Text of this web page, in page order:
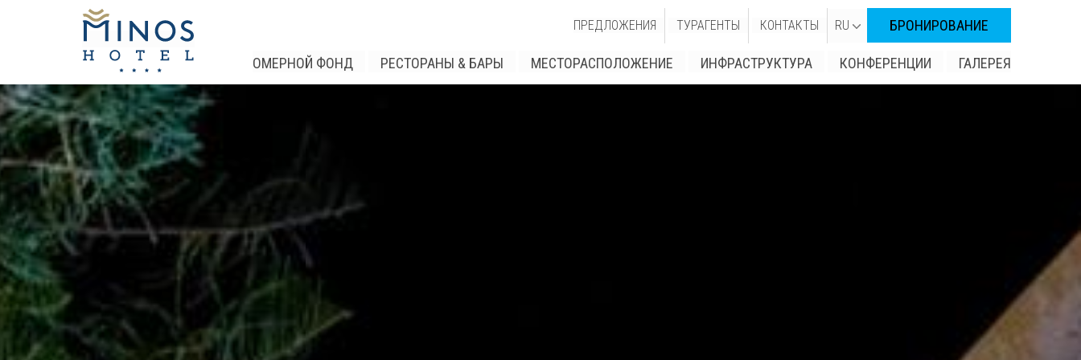
БРОНИРОВАНИЕ
RU
ПРЕДЛОЖЕНИЯ ТУРАГЕНТЫ КОНТАКТЫ
ОМЕРНОЙ ФОНД РЕСТОРАНЫ & БАРЫ МЕСТОРАСПОЛОЖЕНИЕ ИНФРАСТРУКТУРА КОНФЕРЕНЦИИ ГАЛЕРЕЯ